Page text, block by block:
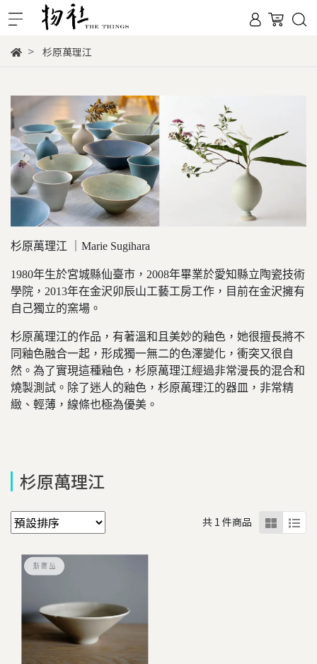
杉原萬理江
杉原萬理江 ｜Marie Sugihara
1980年生於宮城縣仙臺市，2008年畢業於愛知縣立陶瓷技術
學院，2013年在金沢卯辰山工藝工房工作，目前在金沢擁有
自己獨立的窯場。
杉原萬理江的作品，有著溫和且美妙的釉色，她很擅長將不
同釉色融合一起，形成獨一無二的色澤變化，衝突又很自
然。為了實現這種釉色，杉原萬理江經過非常漫長的混合和
燒製測試。 除了迷人的釉色，杉原萬理江的器皿，非常精
緻、輕薄，線條也極為優美。
杉原萬理江
共 1 件商品